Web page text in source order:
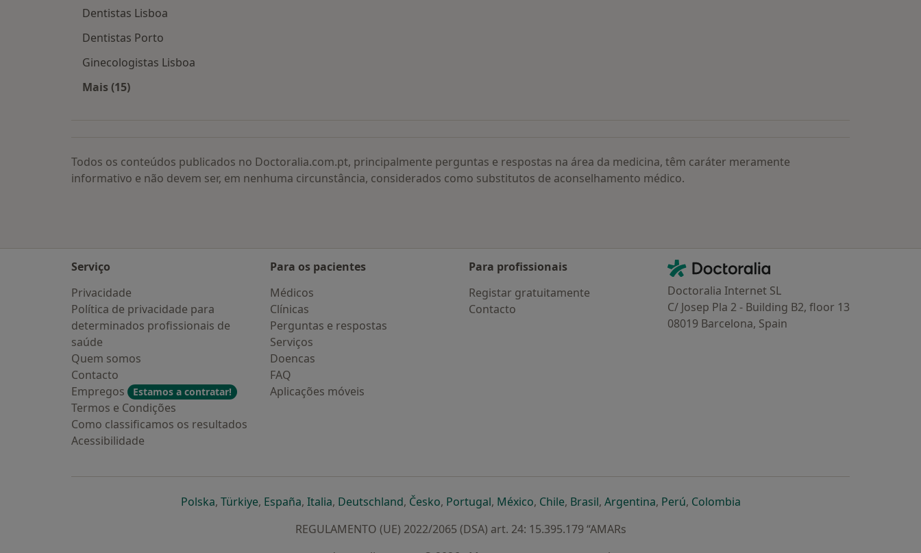
Dentistas Lisboa
Dentistas Porto
Ginecologistas Lisboa
Mais (15)
Todos os conteúdos publicados no Doctoralia.com.pt, principalmente perguntas e respostas na área da medicina, têm caráter meramente
informativo e não devem ser, em nenhuma circunstância, considerados como substitutos de aconselhamento médico.
Serviço
Privacidade
Política de privacidade para
determinados profissionais de
saúde
Quem somos
Contacto
Empregos
Estamos a contratar!
Termos e Condições
Como classificamos os resultados
Acessibilidade
Para os pacientes
Médicos
Clínicas
Perguntas e respostas
Serviços
Doencas
FAQ
Aplicações móveis
Para profissionais
Registar gratuitamente
Contacto
Contacto
Doctoralia - Homepage
Doctoralia Internet SL
C/ Josep Pla 2 - Building B2, floor 13
08019 Barcelona, Spain
Polskaabre num novo separador
, Türkiyeabre num novo separador
, Españaabre num novo separador
, Italiaabre num novo separador
, Deutschlandabre num novo separador
, Českoabre num novo separador
, Portugalabre num novo separador
, Méxicoabre num novo separador
, Chileabre num novo separador
, Brasilabre num novo separador
, Argentinaabre num novo separador
, Perúabre num novo separador
, Colombiaabre num novo separador
REGULAMENTO (UE) 2022/2065 (DSA) art. 24: 15.395.179 “AMARs